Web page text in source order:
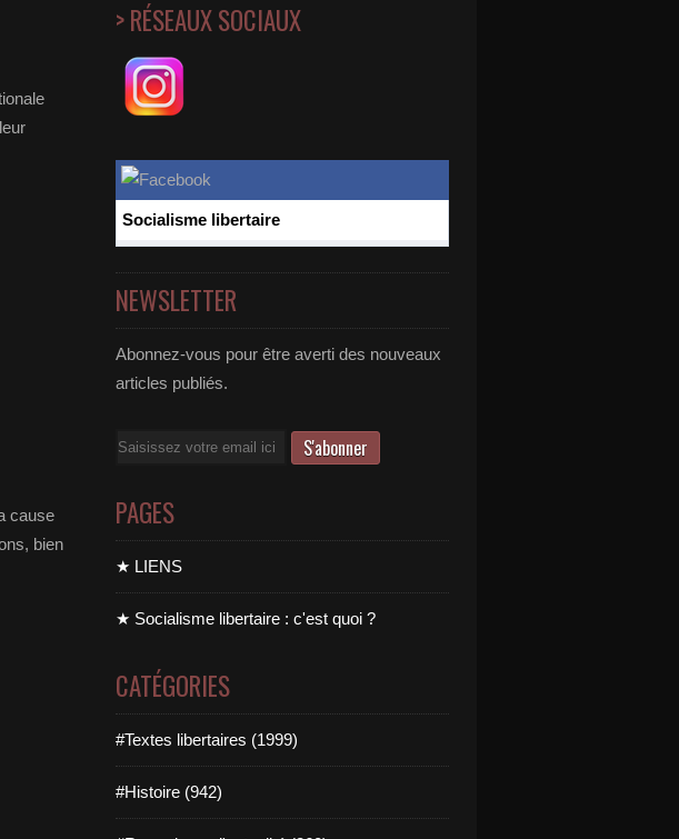
cause
bien
> RÉSEAUX SOCIAUX
Socialisme libertaire
NEWSLETTER
Abonnez-vous pour être averti des nouveaux
articles publiés.
Email
PAGES
★ LIENS
★ Socialisme libertaire : c'est quoi ?
CATÉGORIES
#Textes libertaires (1999)
#Histoire (942)